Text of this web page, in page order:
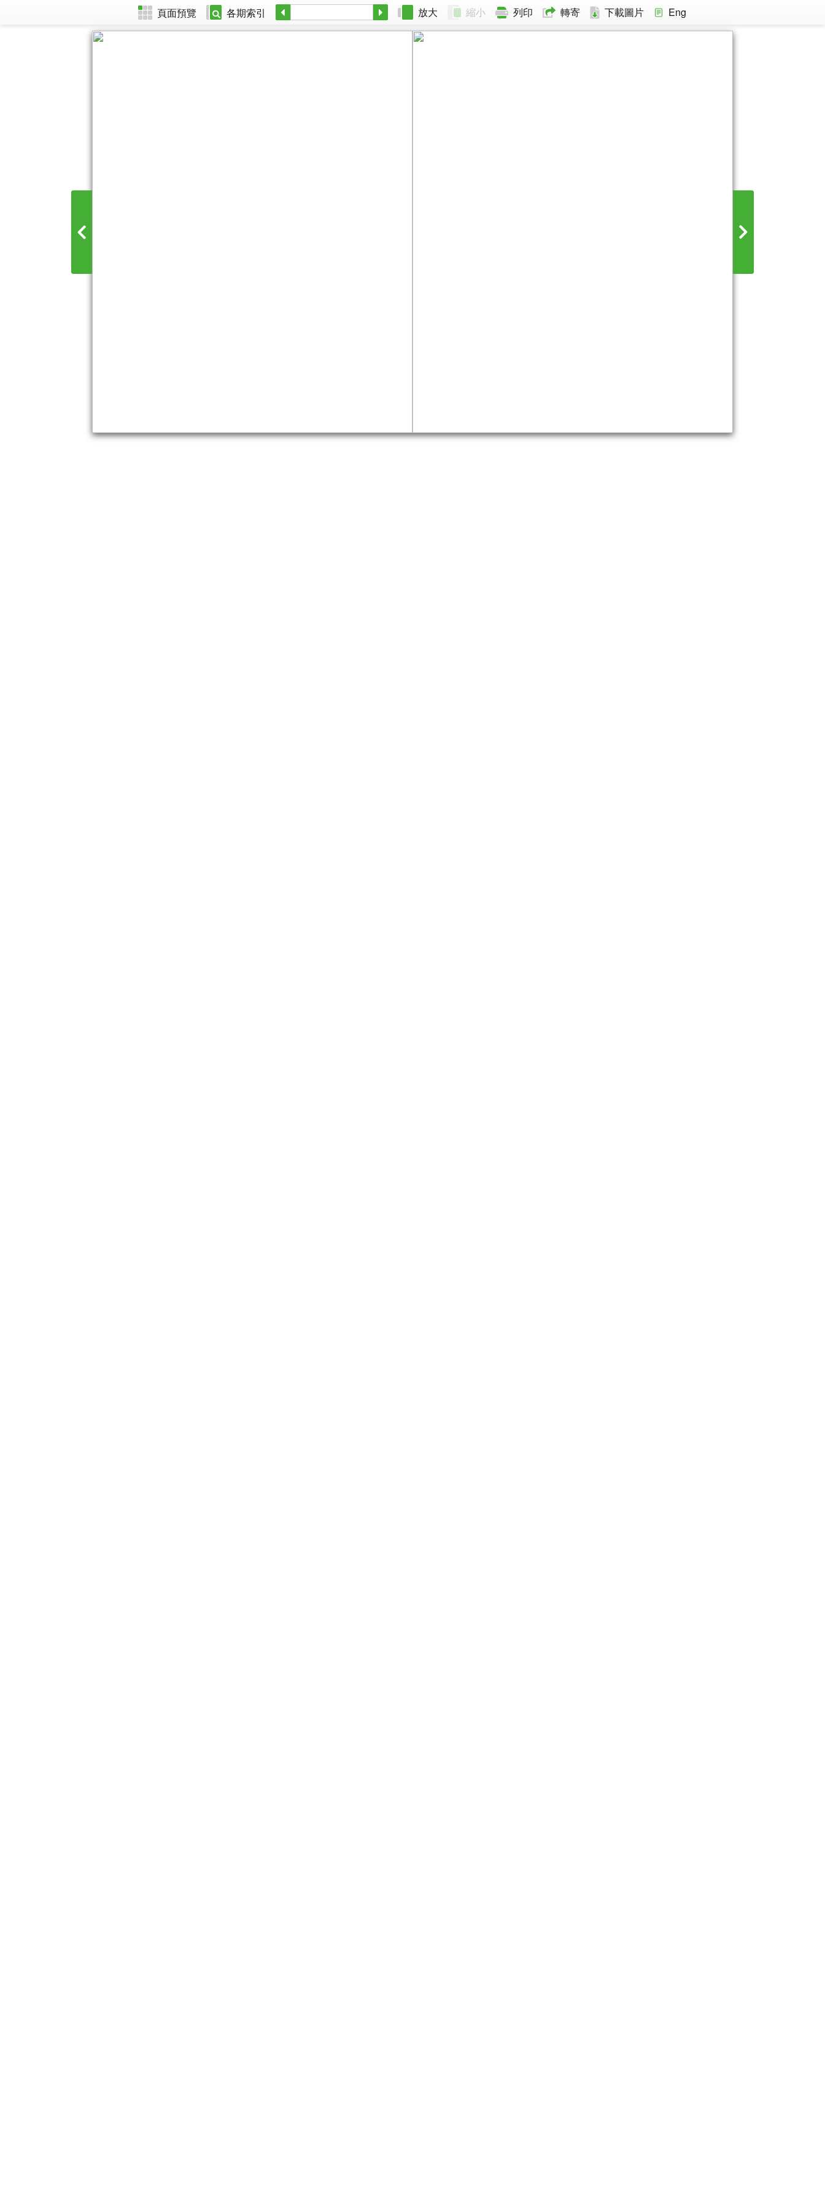
頁面預覽 各期索引 放大 縮小 列印 轉寄 下載圖片 Eng